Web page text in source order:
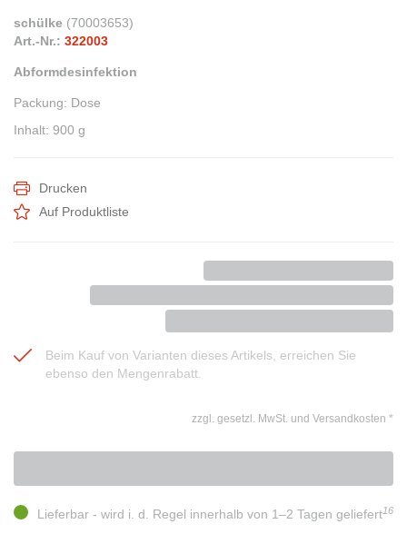
Beim Kauf von Varianten dieses Artikels, erreichen Sie
ebenso den Mengenrabatt.
schülke (70003653)
Art.-Nr.: 322003
Abformdesinfektion
Packung: Dose
Inhalt: 900 g
Drucken
Auf Produktliste
zzgl. gesetzl. MwSt. und Versandkosten *
Lieferbar - wird i. d. Regel innerhalb von 1–2 Tagen geliefert16